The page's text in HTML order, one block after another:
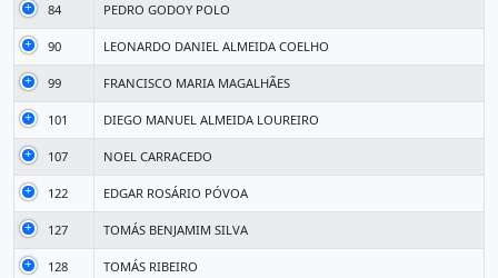
84 PEDRO GODOY POLO
90 LEONARDO DANIEL ALMEIDA COELHO
99 FRANCISCO MARIA MAGALHÃES
101 DIEGO MANUEL ALMEIDA LOUREIRO
107 NOEL CARRACEDO
122 EDGAR ROSÁRIO PÓVOA
127 TOMÁS BENJAMIM SILVA
128 TOMÁS RIBEIRO